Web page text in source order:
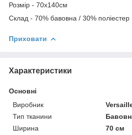
Розмір - 70х140см
Склад - 70% бавовна / 30% поліестер
Приховати
Характеристики
Основні
Виробник
Тип тканини
Ширина
70 см